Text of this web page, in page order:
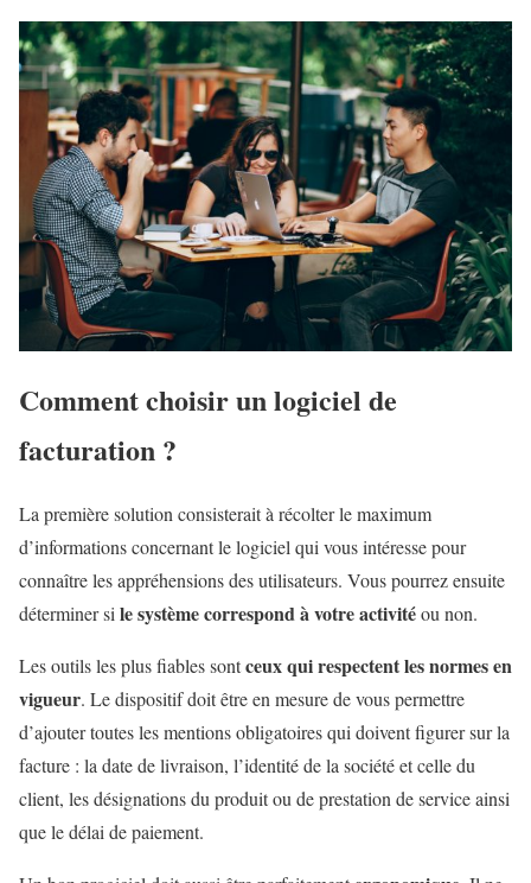
Comment choisir un logiciel de
facturation ?
La première solution consisterait à récolter le maximum
d’informations concernant le logiciel qui vous intéresse pour
connaître les appréhensions des utilisateurs. Vous pourrez ensuite
déterminer sile système correspond à votre activitéou non.
Les outils les plus fiables sontceux qui respectent les normes en
vigueur. Le dispositif doit être en mesure de vous permettre
d’ajouter toutes les mentions obligatoires qui doivent figurer sur la
facture : la date de livraison, l’identité de la société et celle du
client, les désignations du produit ou de prestation de service ainsi
que le délai de paiement.